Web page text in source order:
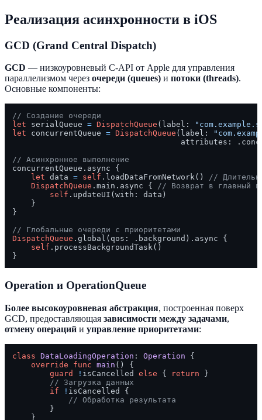
Реализация асинхронности в iOS
GCD (Grand Central Dispatch)
GCD — низкоуровневый C-API от Apple для управления
параллелизмом через очереди (queues) и потоки (threads).
Основные компоненты:
// Создание очереди
let serialQueue = DispatchQueue (label:
let concurrentQueue = DispatchQueue (label:
attributes:
// Асинхронное выполнение
concurrentQueue.async {
let data = self .loadDataFromNetwork() //
DispatchQueue .main.async { // Возврат в главный
self .updateUI(with: data)
    }
}
// Глобальные очереди с приоритетами
DispatchQueue .global(qos: .background).async {
self .processBackgroundTask()
Operation и OperationQueue
Более высокоуровневая абстракция, построенная поверх
GCD, предоставляющая зависимости между задачами,
отмену операций и управление приоритетами:
class DataLoadingOperation : Operation {
override
func main () {
guard
! isCancelled else { return }
// Загрузка данных
if
! isCancelled {
// Обработка результата
        }
    }